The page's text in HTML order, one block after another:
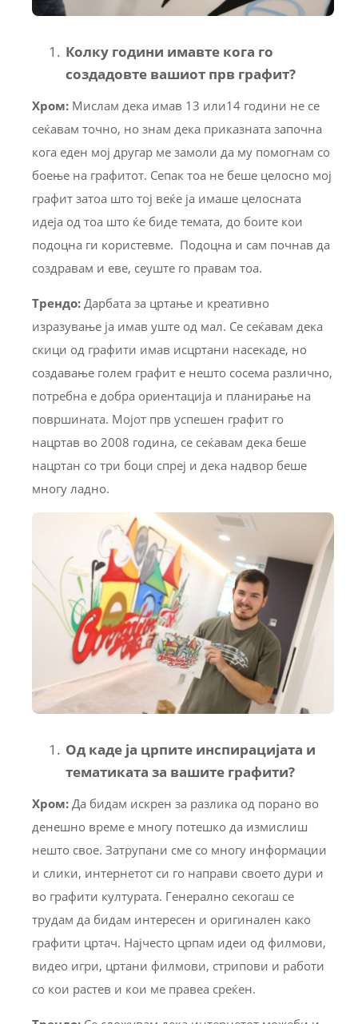
Колку години имавте кога го
создадовте вашиот прв графит?
Хром: Мислам дека имав 13 или14 години не се
сеќавам точно, но знам дека приказната започна
кога еден мој другар ме замоли да му помогнам со
боење на графитот. Сепак тоа не беше целосно мој
графит затоа што тој веќе ја имаше целосната
идеја од тоа што ќе биде темата, до боите кои
подоцна ги користевме. Подоцна и сам почнав да
создравам и еве, сеуште го правам тоа.
Трендо: Дарбата за цртање и креативно
изразување ја имав уште од мал. Се сеќавам дека
скици од графити имав исцртани насекаде, но
создавање голем графит е нешто сосема различно,
потребна е добра ориентација и планирање на
површината. Мојот прв успешен графит го
нацртав во 2008 година, се сеќавам дека беше
нацртан со три боци спреј и дека надвор беше
многу ладно.
Од каде ја црпите инспирацијата и
тематиката за вашите графити?
Хром: Да бидам искрен за разлика од порано во
денешно време е многу потешко да измислиш
нешто свое. Затрупани сме со многу информации
и слики, интернетот си го направи своето дури и
во графити културата. Генерално секогаш се
трудам да бидам интересен и оригинален како
графити цртач. Најчесто црпам идеи од филмови,
видео игри, цртани филмови, стрипови и работи
со кои растев и кои ме правеа среќен.